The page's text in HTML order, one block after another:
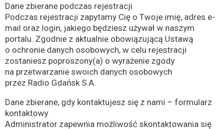
Dane zbierane podczas rejestracji
Podczas rejestracji zapytamy Cię o Twoje imię, adres e-
mail oraz login, jakiego będziesz używał w naszym
portalu. Zgodnie z aktualnie obowiązującą Ustawą
o ochronie danych osobowych, w celu rejestracji
zostaniesz poproszony(a) o wyrażenie zgody
na przetwarzanie swoich danych osobowych
przez Radio Gdańsk S.A.
Dane zbierane, gdy kontaktujesz się z nami – formularz
kontaktowy
Administrator zapewnia możliwość skontaktowania się